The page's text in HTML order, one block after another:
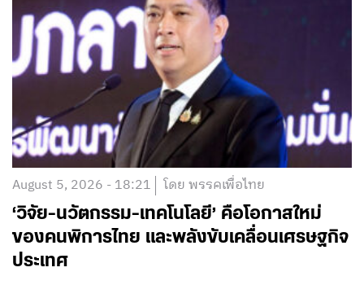
August 5, 2026 - 18:21 โดย พรรคเพื่อไทย
‘วิจัย-นวัตกรรม-เทคโนโลยี’ คือโอกาสใหม่
ของคนพิการไทย และพลังขับเคลื่อนเศรษฐกิจ
ประเทศ